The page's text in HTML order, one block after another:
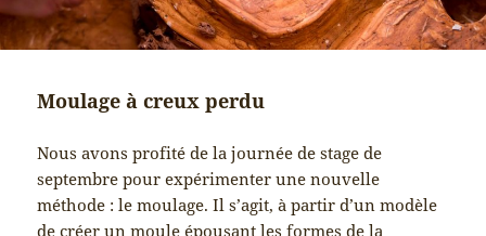
Moulage à creux perdu
Nous avons profité de la journée de stage de
septembre pour expérimenter une nouvelle
méthode : le moulage. Il s’agit, à partir d’un modèle
de créer un moule épousant les formes de la